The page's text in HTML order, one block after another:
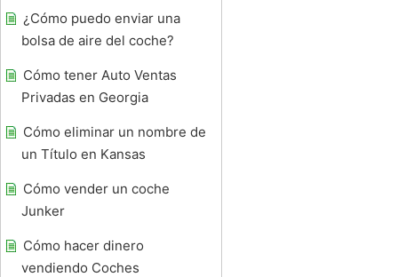
¿Cómo puedo enviar una
bolsa de aire del coche?
Cómo tener Auto Ventas
Privadas en Georgia
Cómo eliminar un nombre de
un Título en Kansas
Cómo vender un coche
Junker
Cómo hacer dinero
vendiendo Coches